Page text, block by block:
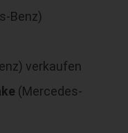
Benz)
verkaufen
(Mercedes-